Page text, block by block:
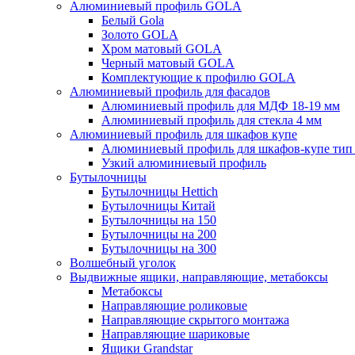
Алюминиевый профиль GOLA
Белый Gola
Золото GOLA
Хром матовый GOLA
Черный матовый GOLA
Комплектующие к профилю GOLA
Алюминиевый профиль для фасадов
Алюминиевый профиль для МДФ 18-19 мм
Алюминиевый профиль для стекла 4 мм
Алюминиевый профиль для шкафов купе
Алюминиевый профиль для шкафов-купе
Узкий алюминиевый профиль
Бутылочницы
Бутылочницы Hettich
Бутылочницы Китай
Бутылочницы на 150
Бутылочницы на 200
Бутылочницы на 300
Волшебный уголок
Выдвижные ящики, направляющие, метабоксы
Метабоксы
Направляющие роликовые
Направляющие скрытого монтажа
Направляющие шариковые
Ящики Grandstar